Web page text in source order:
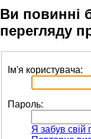
Ви повинні
перегляду
Ім'я користувача:
Пароль:
Я забув свій